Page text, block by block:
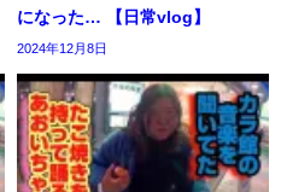
になった… 【日常vlog】
2024年12月8日